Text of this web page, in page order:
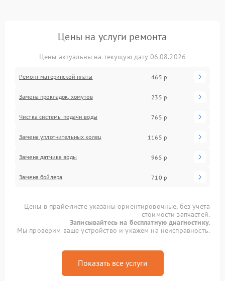
Цены на услуги ремонта
Цены актуальны на текущую дату 06.08.2026
Ремонт материнской платы 465 р
Замена прокладок, хомутов 235 р
Чистка системы подачи воды 765 р
Замена уплотнительных колец 1165 р
Замена датчика воды 965 р
Замена бойлера 710 р
Цены в прайс-листе указаны ориентировочные, без учета
стоимости запчастей.
Записывайтесь на бесплатную диагностику.
Мы проверим ваше устройство и укажем на неисправность.
Показать все услуги